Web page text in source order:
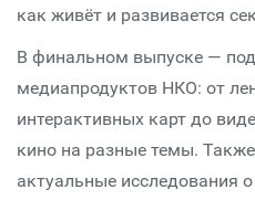
как живёт и развивается
В финальном выпуске —
медиапродуктов НКО: от
интерактивных карт до
кино на разные темы.
актуальные исследования